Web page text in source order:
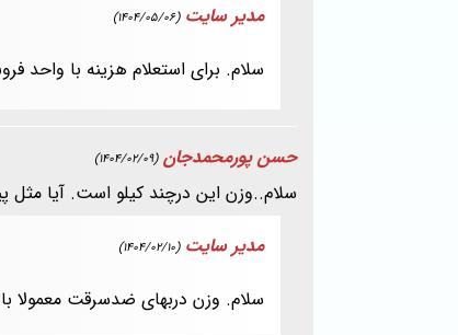
مدیر سایت (1404/05/06)
سلام. برای استعلام هزینه با واحد
حسن پورمحمدجان(1404/02/09)
سلام..وزن این درچند کیلو است. آیا
مدیر سایت (1404/02/10)
سلام. وزن دربهای ضدسرقت معمولا بالای 80